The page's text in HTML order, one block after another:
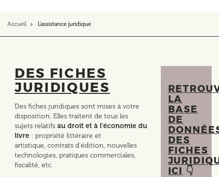
Accueil L'assistance juridique
DES FICHES
JURIDIQUES
Des fiches juridiques sont mises à votre
disposition. Elles traitent de tous les
sujets relatifs au droit et à l'économie du
livre : propriété littéraire et
artistique, contrats d'édition, nouvelles
technologies, pratiques commerciales,
fiscalité, etc
LA
BASE
DE
DES
FICHES
ICI 👇